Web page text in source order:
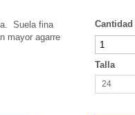
Suela fina
mayor agarre
Cantidad
Talla
24